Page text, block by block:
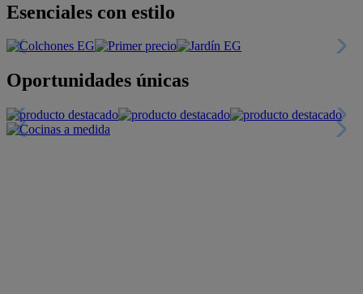
Esenciales con estilo
Oportunidades únicas